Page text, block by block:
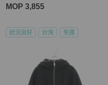
MOP 3,855
狀況良好 台灣 免運